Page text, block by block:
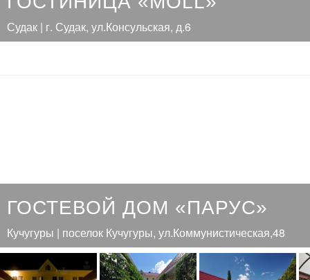
Судак | г. Судак, ул.Консульская, д.6
ГОСТЕВОЙ ДОМ «ПАРУС»
Кучугуры | поселок Кучугуры, ул.Коммунистическая,48